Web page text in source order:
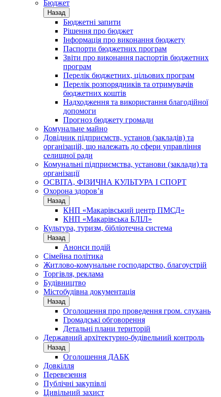
Бюджет
Назад
Бюджетні запити
Рішення про бюджет
Інформація про виконання бюджету
Паспорти бюджетних програм
Звіти про виконання паспортів бюджетних
програм
Перелік бюджетних, цільових програм
Перелік розпорядників та отримувачів
бюджетних коштів
Надходження та використання благодійної
допомоги
Прогноз бюджету громади
Комунальне майно
Довідник підприємств, установ (закладів) та
організацій, що належать до сфери управління
селищної ради
Комунальні підприємства, установи (заклади) та
організації
ОСВІТА, ФІЗИЧНА КУЛЬТУРА І СПОРТ
Охорона здоров’я
Назад
КНП «Макарівський центр ПМСД»
КНП «Макарівська БЛІЛ»
Культура, туризм, бібліотечна система
Назад
Анонси подій
Сімейна політика
Житлово-комунальне господарство, благоустрій
Торгівля, реклама
Будівництво
Містобудівна документація
Назад
Оголошення про проведення гром. слухань
Громадські обговорення
Детальні плани територій
Державний архітектурно-будівельний контроль
Назад
Оголошення ДАБК
Довкілля
Перевезення
Публічні закупівлі
Цивільний захист